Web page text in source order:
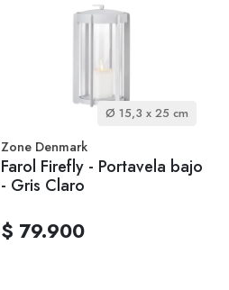
Ø 15,3 x 25 cm
Zone Denmark
Farol Firefly - Portavela bajo
- Gris Claro
$ 79.900